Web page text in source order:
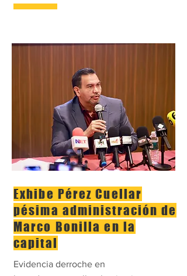
Exhibe Pérez Cuellar
pésima administración de
Marco Bonilla en la
capital
Evidencia derroche en